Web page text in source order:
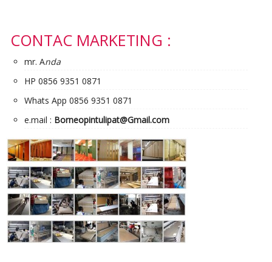
CONTAC MARKETING :
mr. Anda
HP 0856 9351 0871
Whats App 0856 9351 0871
e.mail : Borneopintulipat@Gmail.com